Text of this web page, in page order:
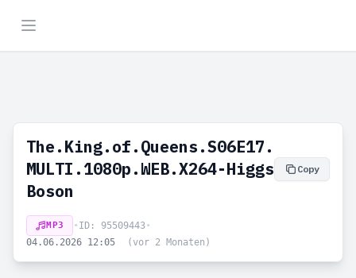
The.King.of.Queens.S06E17.
MULTI.1080p.WEB.X264-Higgs
Boson
Copy
MP3 • ID: 95509443•
04.06.2026 12:05
(vor 2 Monaten)